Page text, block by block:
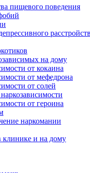
пищевого поведения
на дому
от кокаина
от мефедрона
от солей
от героина
наркомании
клинике и на дому